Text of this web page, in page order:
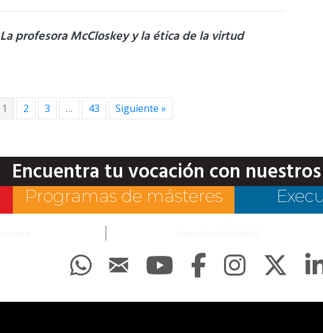
La profesora McCloskey y la ética de la virtud
1 2 3 … 43 Siguiente »
Encuentra tu vocación con
Programas de másteres